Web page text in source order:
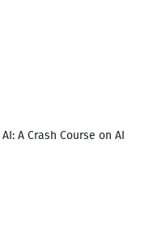
A Crash Course on AI